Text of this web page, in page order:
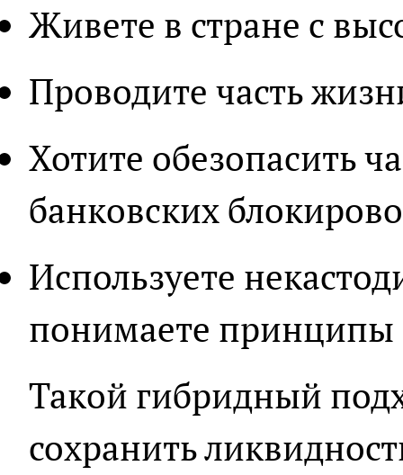
Живете в стране с
Проводите часть
Хотите обезопасить
банковских
Используете
понимаете принципы
Такой гибридный
сохранить